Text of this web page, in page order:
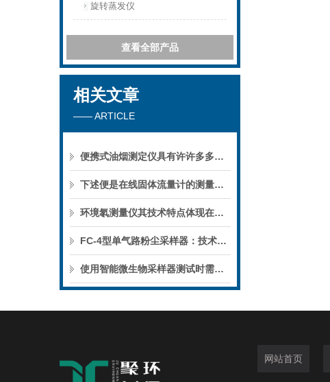
旋转蒸发仪
查看全部产品
相关文章
—— ARTICLE
便携式油烟测定仪具有许许多多功能的
下述便是在线固体流量计的测量原理与优势
环境氡测量仪其技术特点体现在以下核心指标的优化
FC-4型单气路粉尘采样器：技术特性与行业应用深度解析
使用智能微生物采样器测试时需要注意哪些要点？
网站首页